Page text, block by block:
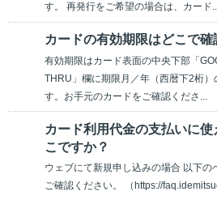
す。 再発行をご希望の場合は、カード
カードの有効期限はどこで確
有効期限はカード表面の中央下部「
THRU」欄に期限月／年（西暦下2桁）
す。お手元のカードをご確認くださ...
カード利用代金の支払いに
こですか？
ウェブにて新規申し込みの場合 以下の
ご確認ください。 （https://